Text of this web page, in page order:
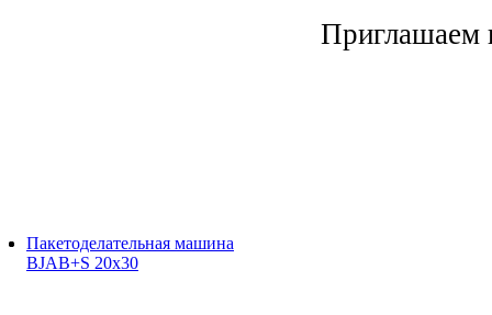
Пакетоделательная машина
BJAB+S 20x30
Приглашаем